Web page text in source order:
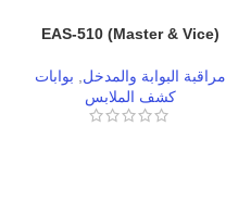
EAS-510 (Master & Vice)
مراقبة البوابة والمدخل
بوابات
كشف الملابس